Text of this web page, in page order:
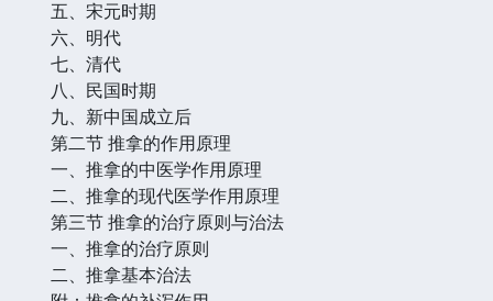
五、宋元时期
六、明代
七、清代
八、民国时期
九、新中国成立后
第二节 推拿的作用原理
一、推拿的中医学作用原理
二、推拿的现代医学作用原理
第三节 推拿的治疗原则与治法
一、推拿的治疗原则
二、推拿基本治法